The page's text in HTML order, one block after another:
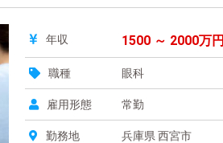
年収 1500 ～ 2000万円
職種 眼科
雇用形態 常勤
勤務地 兵庫県 西宮市